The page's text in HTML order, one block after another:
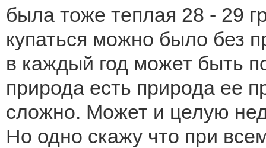
была тоже теплая 28 - 29
купаться можно было без
в каждый год может быть
природа есть природа ее
сложно. Может и целую
Но одно скажу что при